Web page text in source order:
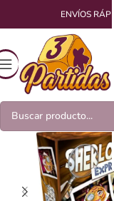
ENVÍOS